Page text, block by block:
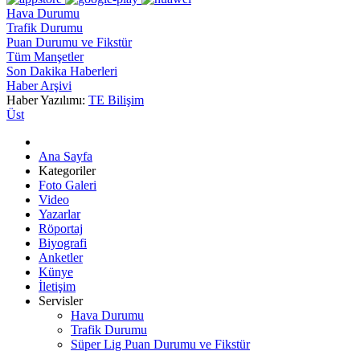
Hava Durumu
Trafik Durumu
Puan Durumu ve Fikstür
Tüm Manşetler
Son Dakika Haberleri
Haber Arşivi
Haber Yazılımı: TE Bilişim
Üst
Ana Sayfa
Kategoriler
Foto Galeri
Video
Yazarlar
Röportaj
Biyografi
Anketler
Künye
İletişim
Servisler
Hava Durumu
Trafik Durumu
Süper Lig Puan Durumu ve Fikstür